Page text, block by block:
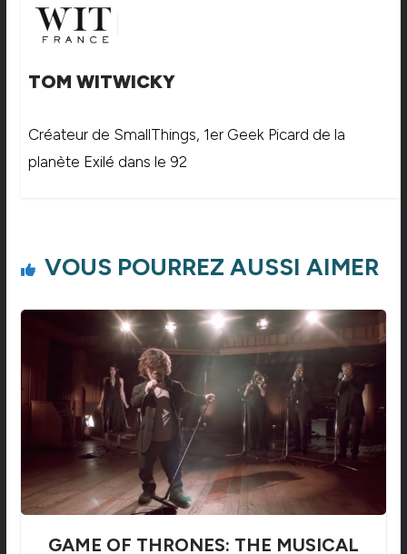
TOM WITWICKY
Créateur de SmallThings, 1er Geek Picard de la
planète Exilé dans le 92
VOUS POURREZ AUSSI AIMER
GAME OF THRONES: THE MUSICAL